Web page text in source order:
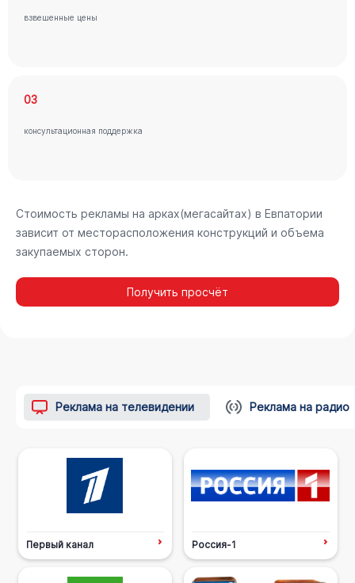
взвешенные цены
03
консультационная поддержка
Стоимость рекламы на арках(мегасайтах) в Евпатории
зависит от месторасположения конструкций и объема
закупаемых сторон.
Получить просчёт
Реклама на телевидении Реклама на радио
Первый канал Россия-1